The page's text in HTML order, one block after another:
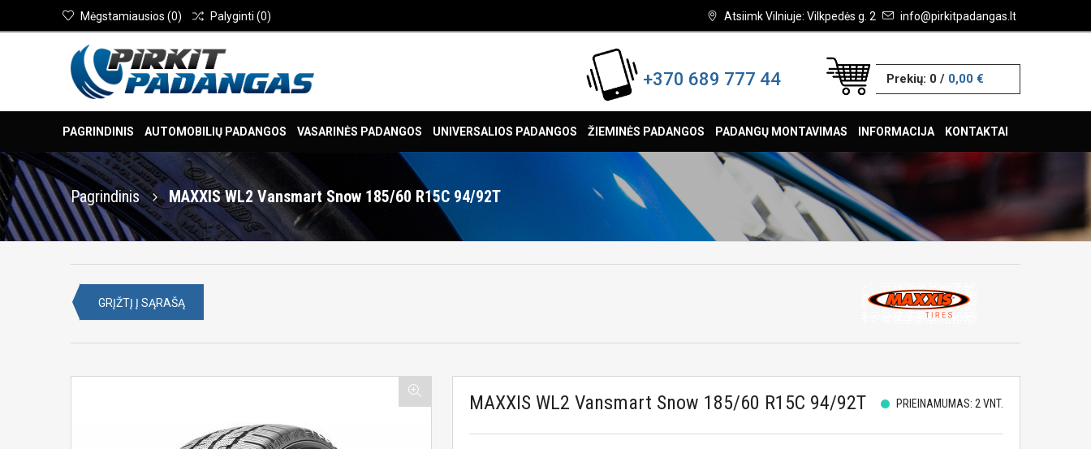
Atsiimk Vilniuje: Vilkpedės g. 2 info@pirkitpadangas.lt
Mėgstamiausios (0) Palyginti (0)
+370 689 777 44 Prekių: 0/ 0,00 €
PAGRINDINIS AUTOMOBILIŲ PADANGOS VASARINĖS PADANGOS UNIVERSALIOS PADANGOS ŽIEMINĖS PADANGOS PADANGŲ MONTAVIMAS INFORMACIJA KONTAKTAI
Pagrindinis MAXXIS WL2 Vansmart Snow 185/60 R15C 94/92T
GRĮŽTĮ Į SĄRAŠĄ
MAXXIS WL2 Vansmart Snow 185/60 R15C 94/92T PRIEINAMUMAS: 2 VNT.